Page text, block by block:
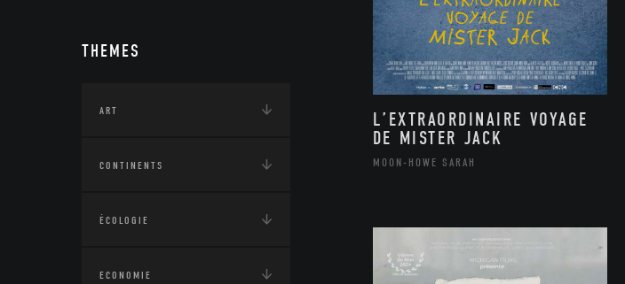
THEMES
ART
CONTINENTS
ÉCOLOGIE
ECONOMIE
L’EXTRAORDINAIRE VOYAGE
DE MISTER JACK
MOON-HOWE SARAH